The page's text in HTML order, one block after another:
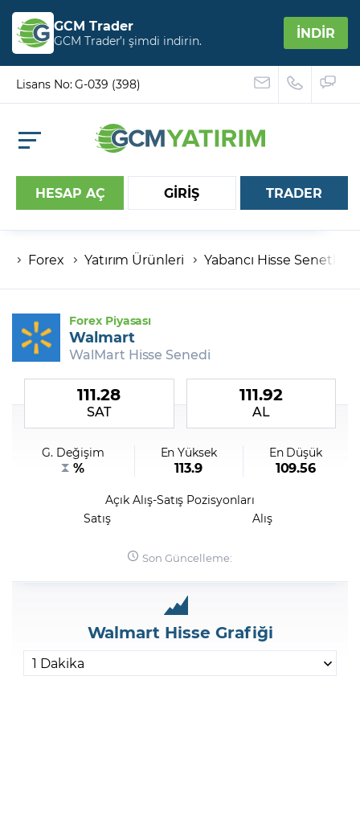
GCM Trader
GCM Trader’ı şimdi indirin. İNDİR
Lisans No: G-039 (398)
HESAP AÇ GİRİŞ
Hesap numaranız
Şifremi Unuttum
TRADER
Forex Yatırım Ürünleri Yabancı Hisse Senetleri
Forex Piyasası
Walmart
WalMart Hisse Senedi
111.28
SAT
111.92
AL
G. Değişim
%
En Yüksek
113.9
En Düşük
109.56
Açık Alış-Satış Pozisyonları
Satış
Alış
Son Güncelleme:
Walmart Hisse Grafiği